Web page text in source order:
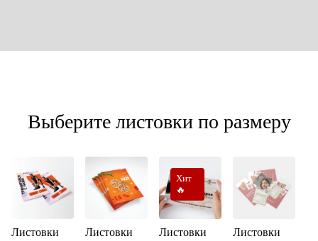
Выберите листовки по размеру
Листовки
Листовки
Хит
🔥
Листовки
Листовки